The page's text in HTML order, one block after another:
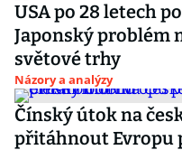
USA po 28 letech
Japonský problém
světové trhy
Názory a analýzy
Čínský útok na
přitáhnout Evropu